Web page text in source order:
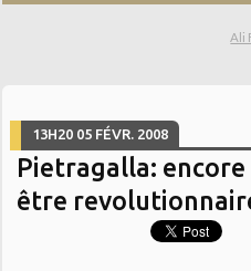
Ali
13H20 05 FÉVR. 2008
Pietragalla:
être